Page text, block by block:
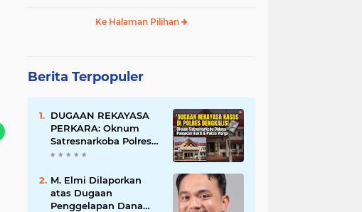
Ke Halaman Pilihan
Berita Terpopuler
DUGAAN REKAYASA
PERKARA: Oknum
Satresnarkoba Polres
Bengkalis Diduga
Hingga Paksa Warga
Hadir di TKP
M. Elmi Dilaporkan
atas Dugaan
Penggelapan Dana